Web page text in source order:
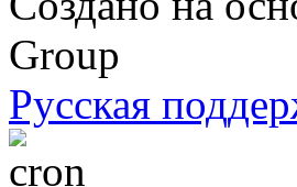
Group
Русская